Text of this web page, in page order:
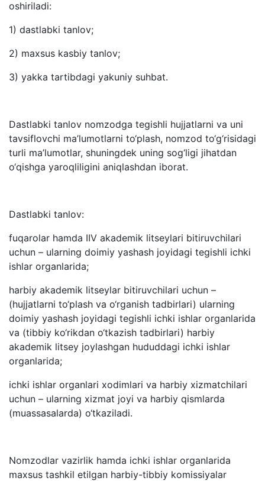
oshiriladi:
1) dastlabki tanlov;
2) maxsus kasbiy tanlov;
3) yakka tartibdagi yakuniy suhbat.
Dastlabki tanlov nomzodga tegishli hujjatlarni va uni
tavsiflovchi ma’lumotlarni to‘plash, nomzod to‘g‘risidagi
turli ma’lumotlar, shuningdek uning sog‘ligi jihatdan
o‘qishga yaroqliligini aniqlashdan iborat.
Dastlabki tanlov:
fuqarolar hamda IIV akademik litseylari bitiruvchilari
uchun – ularning doimiy yashash joyidagi tegishli ichki
ishlar organlarida;
harbiy akademik litseylar bitiruvchilari uchun –
(hujjatlarni to‘plash va o‘rganish tadbirlari) ularning
doimiy yashash joyidagi tegishli ichki ishlar organlarida
va (tibbiy ko‘rikdan o‘tkazish tadbirlari) harbiy
akademik litsey joylashgan hududdagi ichki ishlar
organlarida;
ichki ishlar organlari xodimlari va harbiy xizmatchilari
uchun – ularning xizmat joyi va harbiy qismlarda
(muassasalarda) o‘tkaziladi.
Nomzodlar vazirlik hamda ichki ishlar organlarida
maxsus tashkil etilgan harbiy-tibbiy komissiyalar